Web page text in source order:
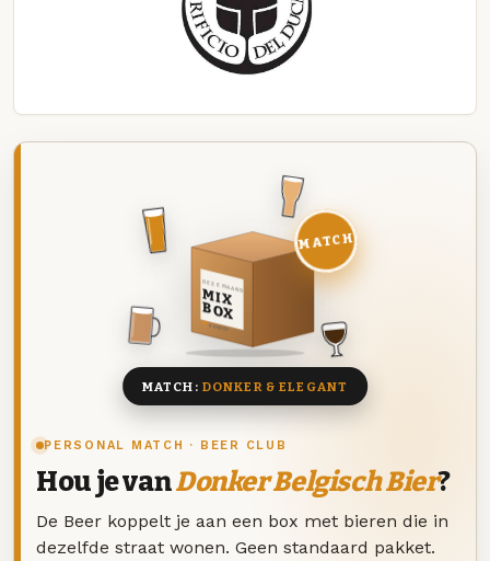
PERSONAL MATCH · BEER CLUB
Hou je vanDonker Belgisch Bier?
De Beer koppelt je aan een box met bieren die in
dezelfde straat wonen. Geen standaard pakket.
DEZE MAAND
MIX
BOX
8 BIEREN
MATCH
MATCH: DONKER & ELEGANT